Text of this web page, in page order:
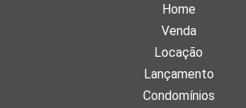
Home
Venda
Locação
Lançamento
Condomínios